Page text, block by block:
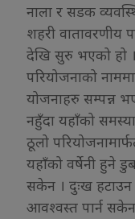
नाला र सडक
शहरी वातावरणीय
देखि सुरु भएको हो ।
परियोजनाको
योजनाहरु सम्पन्न
नहुँदा यहाँको
ठूलो
यहाँको वर्षेनी हुने
सकेन । दुःख
आवश्वस्त पार्न